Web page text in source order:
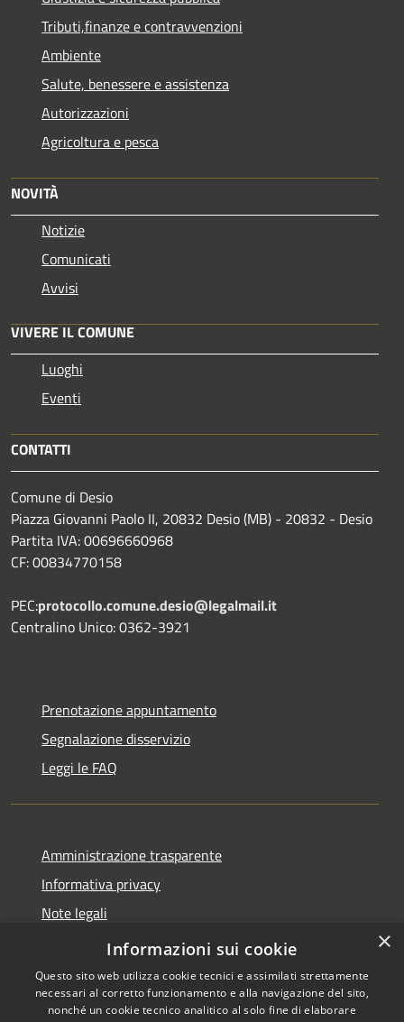
Tributi,finanze e contravvenzioni
Ambiente
Salute, benessere e assistenza
Autorizzazioni
Agricoltura e pesca
NOVITÀ
Notizie
Comunicati
Avvisi
VIVERE IL COMUNE
Luoghi
Eventi
CONTATTI
Comune di Desio
Piazza Giovanni Paolo II, 20832 Desio (MB) - 20832 - Desio
Partita IVA: 00696660968
CF: 00834770158
PEC:protocollo.comune.desio@legalmail.it
Centralino Unico: 0362-3921
Prenotazione appuntamento
Segnalazione disservizio
Leggi le FAQ
Amministrazione trasparente
Informativa privacy
Note legali
Dichiarazione di accessibilità
×
Informazioni sui cookie
Questo sito web utilizza cookie tecnici e assimilati strettamente
necessari al corretto funzionamento e alla navigazione del sito,
nonché un cookie tecnico analitico al solo fine di elaborare